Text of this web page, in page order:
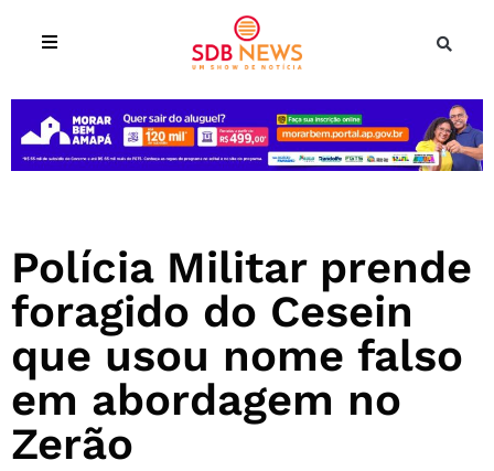
Polícia Militar prende
foragido do Cesein
que usou nome falso
em abordagem no
Zerão